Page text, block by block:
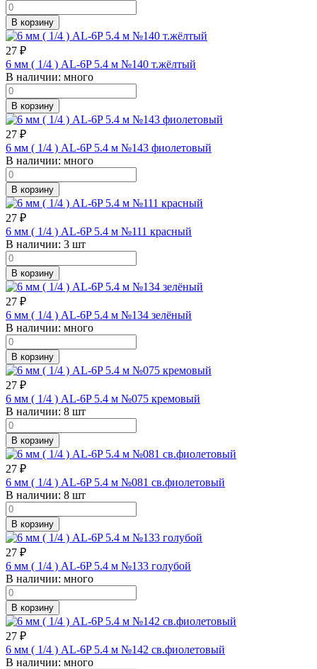
В корзину
27 ₽
6 мм ( 1/4 ) AL-6P 5.4 м №140 т.жёлтый
В наличии: много
В корзину
27 ₽
6 мм ( 1/4 ) AL-6P 5.4 м №143 фиолетовый
В наличии: много
В корзину
27 ₽
6 мм ( 1/4 ) AL-6P 5.4 м №111 красный
В наличии: 3 шт
В корзину
27 ₽
6 мм ( 1/4 ) AL-6P 5.4 м №134 зелёный
В наличии: много
В корзину
27 ₽
6 мм ( 1/4 ) AL-6P 5.4 м №075 кремовый
В наличии: 8 шт
В корзину
27 ₽
6 мм ( 1/4 ) AL-6P 5.4 м №081 св.фиолетовый
В наличии: 8 шт
В корзину
27 ₽
6 мм ( 1/4 ) AL-6P 5.4 м №133 голубой
В наличии: много
В корзину
27 ₽
6 мм ( 1/4 ) AL-6P 5.4 м №142 св.фиолетовый
В наличии: много